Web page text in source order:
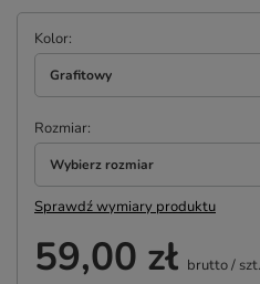
Kolor
Grafitowy
Rozmiar
Wybierz rozmiar
Sprawdź wymiary produktu
59,00 zł brutto/ szt.